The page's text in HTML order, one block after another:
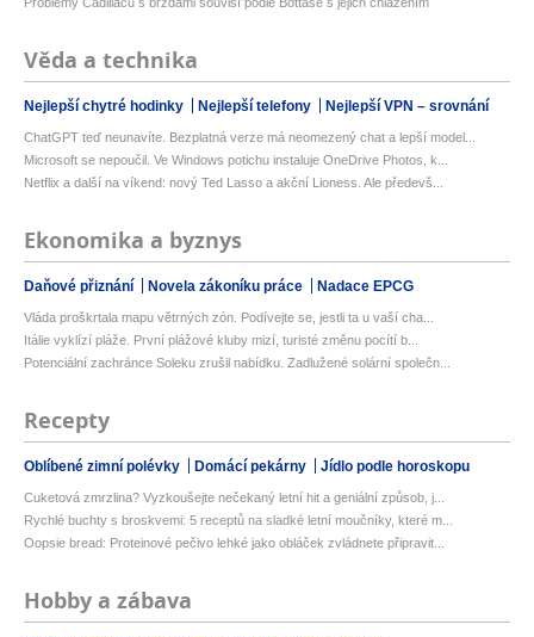
Věda a technika
Nejlepší chytré hodinky Nejlepší telefony Nejlepší VPN – srovnání
ChatGPT teď neunavíte. Bezplatná verze má neomezený chat a lepší model...
Microsoft se nepoučil. Ve Windows potichu instaluje OneDrive Photos, k...
Netflix a další na víkend: nový Ted Lasso a akční Lioness. Ale předevš...
Ekonomika a byznys
Daňové přiznání Novela zákoníku práce Nadace EPCG
Vláda proškrtala mapu větrných zón. Podívejte se, jestli ta u vaší cha...
Itálie vyklízí pláže. První plážové kluby mizí, turisté změnu pocítí b...
Potenciální zachránce Soleku zrušil nabídku. Zadlužené solární společn...
Recepty
Oblíbené zimní polévky Domácí pekárny Jídlo podle horoskopu
Cuketová zmrzlina? Vyzkoušejte nečekaný letní hit a geniální způsob, j...
Rychlé buchty s broskvemi: 5 receptů na sladké letní moučníky, které m...
Oopsie bread: Proteinové pečivo lehké jako obláček zvládnete připravit...
Hobby a zábava